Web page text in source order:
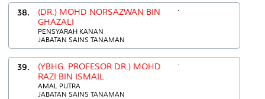
38.
(DR.) MOHD NORSAZWAN BIN
GHAZALI
PENSYARAH KANAN
JABATAN SAINS TANAMAN
.
39.
(YBHG. PROFESOR DR.) MOHD
RAZI BIN ISMAIL
AMAL PUTRA
JABATAN SAINS TANAMAN
.